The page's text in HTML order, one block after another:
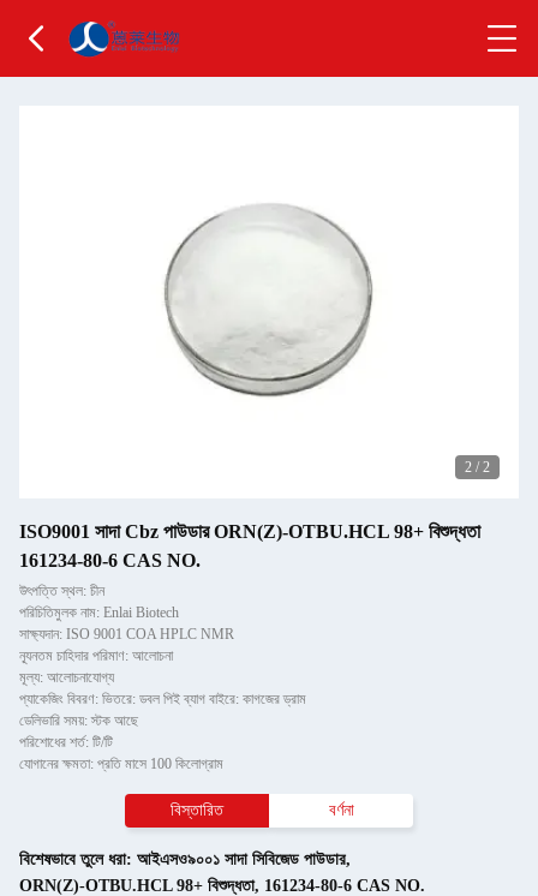
2 / 2
ISO9001 সাদা Cbz পাউডার ORN(Z)-OTBU.HCL 98+ বিশুদ্ধতা
161234-80-6 CAS NO.
উৎপত্তি স্থল: চীন
পরিচিতিমুলক নাম: Enlai Biotech
সাক্ষ্যদান: ISO 9001 COA HPLC NMR
ন্যূনতম চাহিদার পরিমাণ: আলোচনা
মূল্য: আলোচনাযোগ্য
প্যাকেজিং বিবরণ: ভিতরে: ডবল পিই ব্যাগ বাইরে: কাগজের ড্রাম
ডেলিভারি সময়: স্টক আছে
পরিশোধের শর্ত: টি/টি
যোগানের ক্ষমতা: প্রতি মাসে 100 কিলোগ্রাম
বিস্তারিত বর্ণনা
বিশেষভাবে তুলে ধরা: আইএসও৯০০১ সাদা সিবিজেড পাউডার,
ORN(Z)-OTBU.HCL 98+ বিশুদ্ধতা, 161234-80-6 CAS NO.